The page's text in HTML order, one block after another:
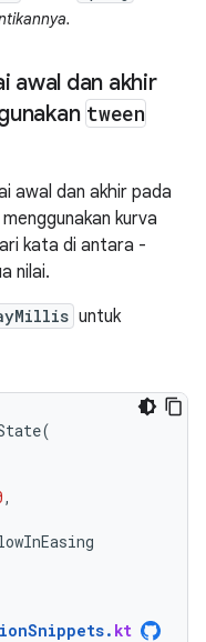
awal dan akhir
tween
awal dan akhir pada
kurva
kata di antara -
nilai.
untuk
(
,
. kt